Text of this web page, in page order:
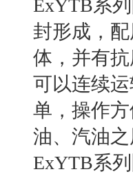
ExYTB系
封形成，
体，并有
可以连续
单，操作
油、汽油
ExYTB系列